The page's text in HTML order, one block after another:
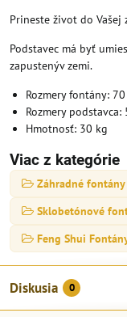
Prineste život do Vašej
Podstavec má byť
zapustenýv zemi.
Rozmery fontány:
Rozmery
Hmotnosť: 30 kg
Viac z kategórie
Záhradné fontány
Sklobetónové
Feng Shui
Diskusia 0